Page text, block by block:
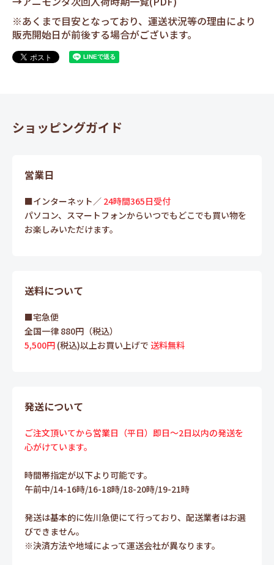
※あくまで目安となっており、運送状況等の理由により
販売開始日が前後する場合がございます。
ショッピングガイド
営業日
■インターネット／ 24時間365日受付
パソコン、スマートフォンからいつでもどこでも買い物を
お楽しみいただけます。
送料について
■宅急便
全国一律 880円（税込）
5,500円 (税込)以上お買い上げで 送料無料
発送について
ご注文頂いてから営業日（平日）即日～2日以内の発送を
心がけています。
時間帯指定が以下より可能です。
午前中/14-16時/16-18時/18-20時/19-21時
発送は基本的に佐川急便にて行っており、配送業者はお選
びできません。
※決済方法や地域によって運送会社が異なります。